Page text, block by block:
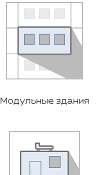
Модульные здания